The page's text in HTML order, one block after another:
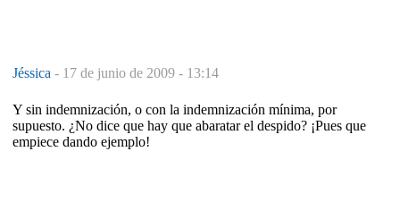
Jéssica - 17 de junio de 2009 - 13:14
Y sin indemnización, o con la indemnización mínima, por
supuesto. ¿No dice que hay que abaratar el despido? ¡Pues que
empiece dando ejemplo!